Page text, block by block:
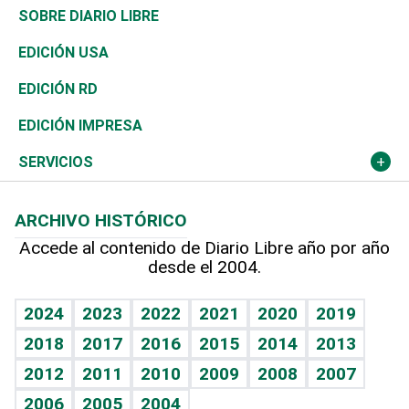
José Boquete
Reportajes
Asia
África
Ocenanía
Caribe
Resto del mundo
Consumo
Vivienda
Telecom.
Global y variable
Economía personal
Belleza
Buena Vida
Sociales
Novedades
Podcast Arte Libre
Hablando con el pediatra
Vida y familia
Eñe
Celebrando la vida
Golf
Ciclismo
Tenis
Olimpismo
Más deportes
Línea de hit
TBT Deportivo
De buena tinta
En Directo
El Espía
Noticiero Poteleche
Columnistas
Más firmas
Clima
Tecnología
Historia
Martes de tecnología
Cambio climático
Mundo
Economía
Revista
Deportes
Opinión
Hecho en casa
Guía del dinero
SOBRE DIARIO LIBRE
EDICIÓN USA
EDICIÓN RD
EDICIÓN IMPRESA
SERVICIOS
Cumpleaños
Horóscopos
Crucigramas
ARCHIVO HISTÓRICO
Accede al contenido de Diario Libre año por año
desde el 2004.
2024 2023 2022 2021 2020
2019
2018
2017 2016 2015 2014
2013
2012
2011 2010 2009 2008
2007
2006
2005 2004